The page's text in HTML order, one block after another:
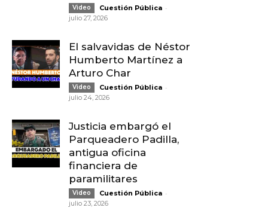
Video Cuestión Pública -
julio 27, 2026
El salvavidas de Néstor
Humberto Martínez a
Arturo Char
Video Cuestión Pública -
julio 24, 2026
Justicia embargó el
Parqueadero Padilla,
antigua oficina
financiera de
paramilitares
Video Cuestión Pública -
julio 23, 2026